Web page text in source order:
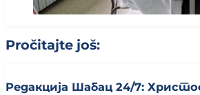
Pročitajte još:
Редакција Шабац 24/7: